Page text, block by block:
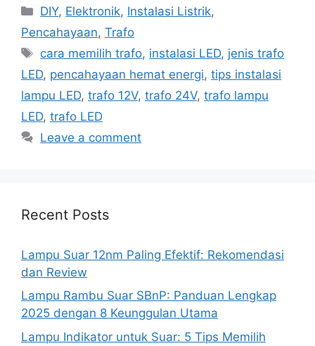
Categories
DIY, Elektronik, Instalasi Listrik,
Pencahayaan, Trafo
Tags
cara memilih trafo, instalasi LED, jenis trafo
LED, pencahayaan hemat energi, tips instalasi
lampu LED, trafo 12V, trafo 24V, trafo lampu
LED, trafo LED
Leave a comment
Recent Posts
Lampu Suar 12nm Paling Efektif: Rekomendasi
dan Review
Lampu Rambu Suar SBnP: Panduan Lengkap
2025 dengan 8 Keunggulan Utama
Lampu Indikator untuk Suar: 5 Tips Memilih